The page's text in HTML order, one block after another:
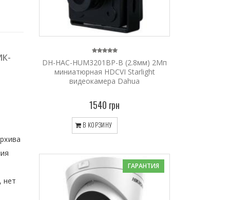
нет
DH-HAC-HUM3201BP-B (2.8мм) 2Мп
миниатюрная HDCVI Starlight
видеокамера Dahua
1540 грн
В КОРЗИНУ
ГАРАНТИЯ